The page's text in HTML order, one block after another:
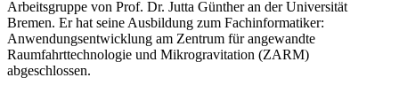
Arbeitsgruppe von Prof. Dr. Jutta Günther an der Universität
Bremen. Er hat seine Ausbildung zum Fachinformatiker:
Anwendungsentwicklung am Zentrum für angewandte
Raumfahrttechnologie und Mikrogravitation (ZARM)
abgeschlossen.